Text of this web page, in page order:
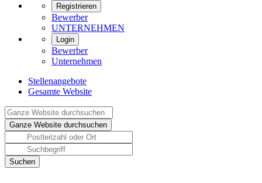
Registrieren
Bewerber
UNTERNEHMEN
Login
Bewerber
Unternehmen
Stellenangebote
Gesamte Website